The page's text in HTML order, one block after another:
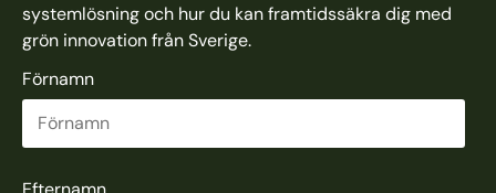
systemlösning och hur du kan framtidssäkra dig med
grön innovation från Sverige.
Förnamn